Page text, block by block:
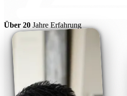
Über 20 Jahre Erfahrung